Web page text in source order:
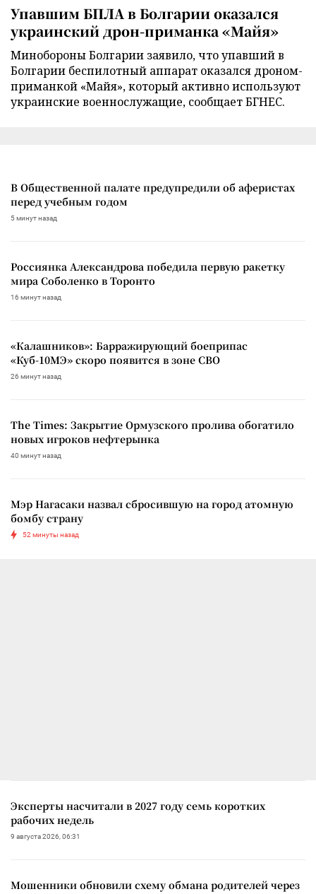
Упавшим БПЛА в Болгарии оказался
украинский дрон-приманка «Майя»
Минобороны Болгарии заявило, что упавший в
Болгарии беспилотный аппарат оказался дроном-
приманкой «Майя», который активно используют
украинские военнослужащие, сообщает БГНЕС.
В Общественной палате предупредили об аферистах
перед учебным годом
5 минут назад
Россиянка Александрова победила первую ракетку
мира Соболенко в Торонто
16 минут назад
«Калашников»: Барражирующий боеприпас
«Куб-10МЭ» скоро появится в зоне СВО
26 минут назад
The Times: Закрытие Ормузского пролива обогатило
новых игроков нефтерынка
40 минут назад
Мэр Нагасаки назвал сбросившую на город атомную
бомбу страну
52 минуты назад
Эксперты насчитали в 2027 году семь коротких
рабочих недель
9 августа 2026, 06:31
Мошенники обновили схему обмана родителей через